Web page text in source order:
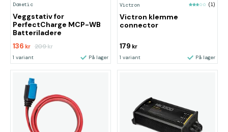
Dometic
Veggstativ for
PerfectCharge MCP-WB
Batteriladere
136 kr 209kr
1 variant På lager
Victron (1)
Victron klemme
connector
179 kr
1 variant På lager